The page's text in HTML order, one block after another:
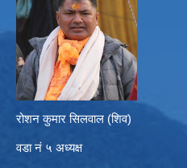
रोशन कुमार सिलवाल (शिव)
वडा नं ५ अध्यक्ष